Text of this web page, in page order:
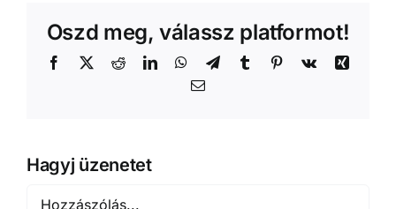
Oszd meg, válassz platformot!
Facebook
X RedditLinkedInWhatsApp
TelegramTumblr Pinterest
Vk
Xing
Email:
Hagyj üzenetet
Hozzászólás